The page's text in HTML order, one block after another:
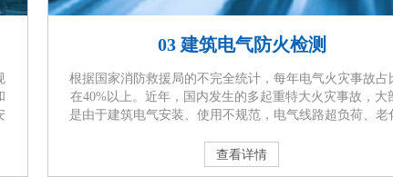
03 建筑电气防火检测
根据国家消防救援局的不完全统计，每年电气火灾事故占
在40%以上。近年，国内发生的多起重特大火灾事故，大
是由于建筑电气安装、使用不规范，电气线路超负荷、老
防安全责任制实施办法》第十六条第（三）点等规定，单
当委托第三方消防技术服务机构，依照广 东省住建厅实
查看详情